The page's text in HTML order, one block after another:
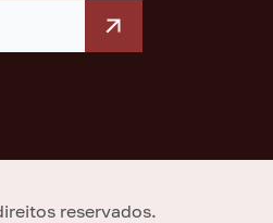
reservados.